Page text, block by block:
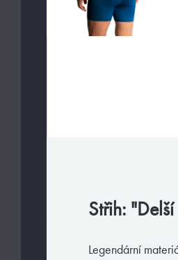
Střih:
Legendární
Legíny a body
Trika, tilka
VELIKOSTI